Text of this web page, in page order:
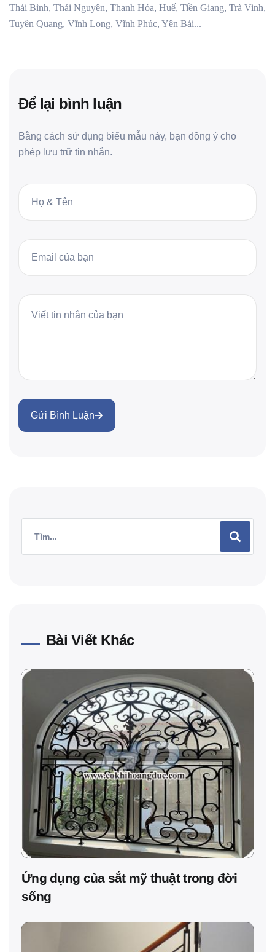
Thái Bình, Thái Nguyên, Thanh Hóa, Huế, Tiền Giang, Trà Vinh,
Tuyên Quang, Vĩnh Long, Vĩnh Phúc, Yên Bái...
Để lại bình luận
Bằng cách sử dụng biểu mẫu này, bạn đồng ý cho
phép lưu trữ tin nhắn.
Gửi Bình Luận
Bài Viết Khác
Ứng dụng của sắt mỹ thuật trong đời
sống